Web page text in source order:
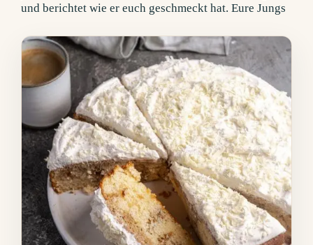
und berichtet wie er euch geschmeckt hat. Eure Jungs